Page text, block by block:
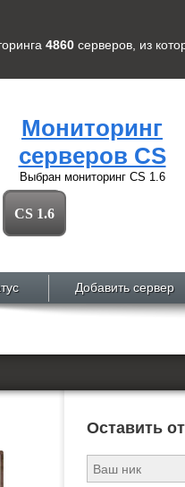
4860 серверов , из
Мониторинг
серверов CS
Выбран мониторинг CS 1.6
CS 1.6
Добавить сервер
Оставить